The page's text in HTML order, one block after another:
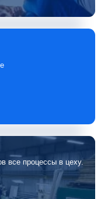
все процессы в цеху.